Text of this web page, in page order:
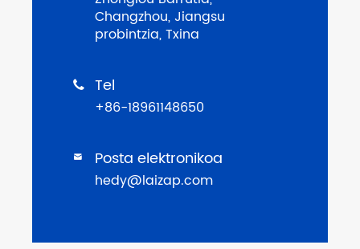
Changzhou, Jiangsu
probintzia, Txina
 Tel
+86-18961148650
 Posta elektronikoa
hedy@laizap.com